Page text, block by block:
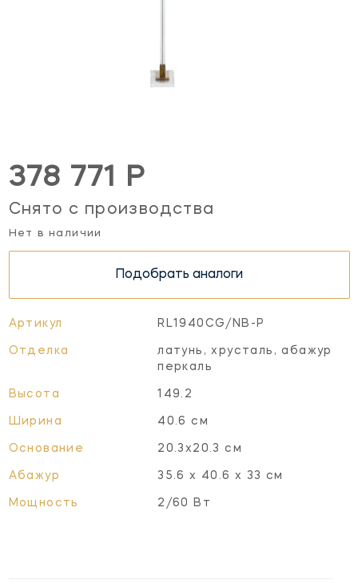
378 771 Р
Снято с производства
Нет в наличии
Подобрать аналоги
Артикул RL1940CG/NB-P
Отделка
латунь, хрусталь, абажур
перкаль
Высота 149.2
Ширина 40.6 см
Основание 20.3х20.3 см
Абажур 35.6 х 40.6 х 33 см
Мощность 2/60 Вт